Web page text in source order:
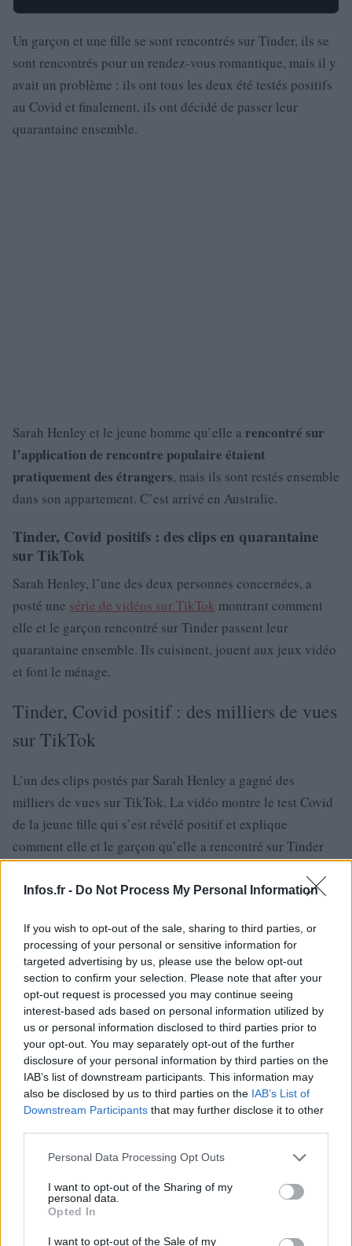
Infos.fr - Do Not Process My Personal Information
If you wish to opt-out of the sale, sharing to third parties, or
processing of your personal or sensitive information for
targeted advertising by us, please use the below opt-out
section to confirm your selection. Please note that after your
opt-out request is processed you may continue seeing
interest-based ads based on personal information utilized by
us or personal information disclosed to third parties prior to
your opt-out. You may separately opt-out of the further
disclosure of your personal information by third parties on the
IAB’s list of downstream participants. This information may
also be disclosed by us to third parties on the IAB’s List of
Downstream Participants that may further disclose it to other
Please note that this website/app uses one or more Google
not limited to your visit or usage behaviour. You may click to
grant or deny consent to Google and its third-party tags to
use your data for below specified purposes in below Google
consent section.
Personal Data Processing Opt Outs
I want to opt-out of the Sharing of my
personal data.
Opted In
I want to opt-out of the Sale of my
Un garçon et une fille se sont rencontrés sur Tinder, ils se
sont rencontrés pour un rendez-vous romantique, mais il y
avait un problème : ils ont tous les deux été testés positifs
au Covid et finalement, ils ont décidé de passer leur
quarantaine ensemble.
Sarah Henley et le jeune homme qu’elle a rencontré sur
l’application de rencontre populaire étaient
pratiquement des étrangers, mais ils sont restés ensemble
dans son appartement. C’est arrivé en Australie.
Tinder, Covid positifs : des clips en quarantaine
sur TikTok
Sarah Henley, l’une des deux personnes concernées, a
posté une série de vidéos sur TikTok montrant comment
elle et le garçon rencontré sur Tinder passent leur
quarantaine ensemble. Ils cuisinent, jouent aux jeux vidéo
et font le ménage.
Tinder, Covid positif : des milliers de vues
sur TikTok
L’un des clips postés par Sarah Henley a gagné des
milliers de vues sur TikTok. La vidéo montre le test Covid
de la jeune fille qui s’est révélé positif et explique
comment elle et le garçon qu’elle a rencontré sur Tinder
en quarantaine ensemble ?